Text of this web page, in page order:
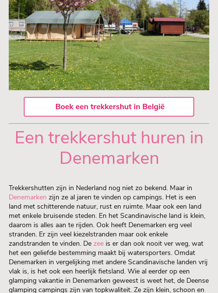
Een trekkershut huren in
Denemarken
Trekkershutten zijn in Nederland nog niet zo bekend. Maar in
Denemarken zijn ze al jaren te vinden op campings. Het is een
land met schitterende natuur, rust en ruimte. Maar ook een land
met enkele bruisende steden. En het Scandinavische land is klein,
daarom is alles aan te rijden. Ook heeft Denemarken erg veel
stranden. Er zijn veel kiezelstranden maar ook enkele
zandstranden te vinden. De zee is er dan ook nooit ver weg, wat
het een geliefde bestemming maakt bij watersporters. Omdat
Denemarken in vergelijking met andere Scandinavische landen vrij
vlak is, is het ook een heerlijk fietsland. Wie al eerder op een
glamping vakantie in Denemarken geweest is weet het, de Deense
glamping campings zijn van topkwaliteit. Ze zijn klein, schoon en